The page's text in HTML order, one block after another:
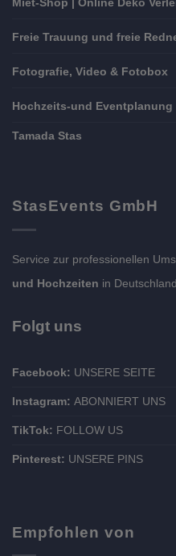
Miet-Shop | Online Deko
Freie Trauung und freie
Fotografie, Video & Fotobox
Hochzeits-und Eventplanung
Tamada Stas
StasEvents GmbH
Service zur professionellen
und Hochzeiten in
Folgt uns
Facebook: UNSERE SEITE
Instagram: ABONNIERT UNS
TikTok: FOLLOW US
Pinterest: UNSERE PINS
Empfohlen von